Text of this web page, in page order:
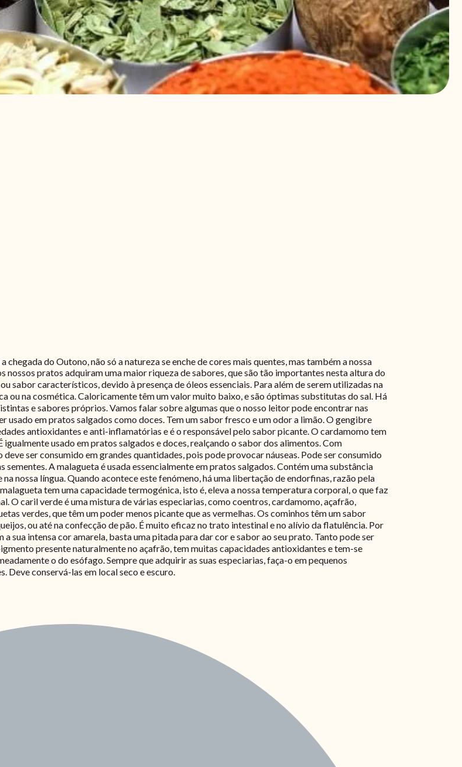
chegada do Outono, não só a natureza se enche de cores mais quentes, mas também a nossa
nossos pratos adquiram uma maior riqueza de sabores, que são tão importantes nesta altura do
sabor característicos, devido à presença de óleos essenciais. Para além de serem utilizadas na
ou na cosmética. Caloricamente têm um valor muito baixo, e são óptimas substitutas do sal. Há
e sabores próprios. Vamos falar sobre algumas que o nosso leitor pode encontrar nas
em pratos salgados como doces. Tem um sabor fresco e um odor a limão. O gengibre
antioxidantes e anti-inflamatórias e é o responsável pelo sabor picante. O cardamomo tem
usado em pratos salgados e doces, realçando o sabor dos alimentos. Com
ser consumido em grandes quantidades, pois pode provocar náuseas. Pode ser consumido
sementes. A malagueta é usada essencialmente em pratos salgados. Contém uma substância
nossa língua. Quando acontece este fenómeno, há uma libertação de endorfinas, razão pela
tem uma capacidade termogénica, isto é, eleva a nossa temperatura corporal, o que faz
O caril verde é uma mistura de várias especiarias, como coentros, cardamomo, açafrão,
verdes, que têm um poder menos picante que as vermelhas. Os cominhos têm um sabor
ou até na confecção de pão. É muito eficaz no trato intestinal e no alívio da flatulência. Por
sua intensa cor amarela, basta uma pitada para dar cor e sabor ao seu prato. Tanto pode ser
presente naturalmente no açafrão, tem muitas capacidades antioxidantes e tem-se
o do esófago. Sempre que adquirir as suas especiarias, faça-o em pequenos
Deve conservá-las em local seco e escuro.